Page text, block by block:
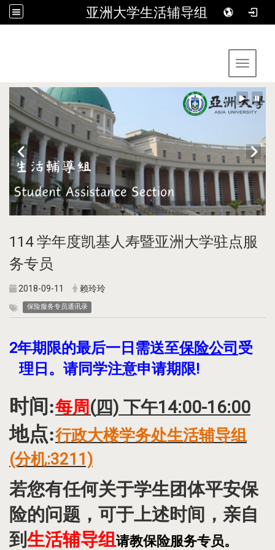
亚洲大学生活辅导组
Toggle
114 学年度凯基人寿暨亚洲大学驻点服
务专员
2018-09-11 赖玲玲
保险服务专员通讯录
2年期限的最后一日需送至保险公司 受
理日。请同学注意申请期限!
时间:每周(四) 下午14:00-16:00
地点:行政大楼学务处生活辅导组
(分机:3211)
若您有任何关于学生团体平安保
险的问题，可于上述时间，亲自
到生活辅导组 请教保险服务专员。